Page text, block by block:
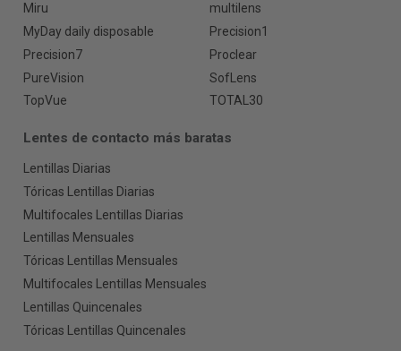
Miru
multilens
MyDay daily disposable
Precision1
Precision7
Proclear
PureVision
SofLens
TopVue
TOTAL30
Lentes de contacto más baratas
Lentillas Diarias
Tóricas Lentillas Diarias
Multifocales Lentillas Diarias
Lentillas Mensuales
Tóricas Lentillas Mensuales
Multifocales Lentillas Mensuales
Lentillas Quincenales
Tóricas Lentillas Quincenales